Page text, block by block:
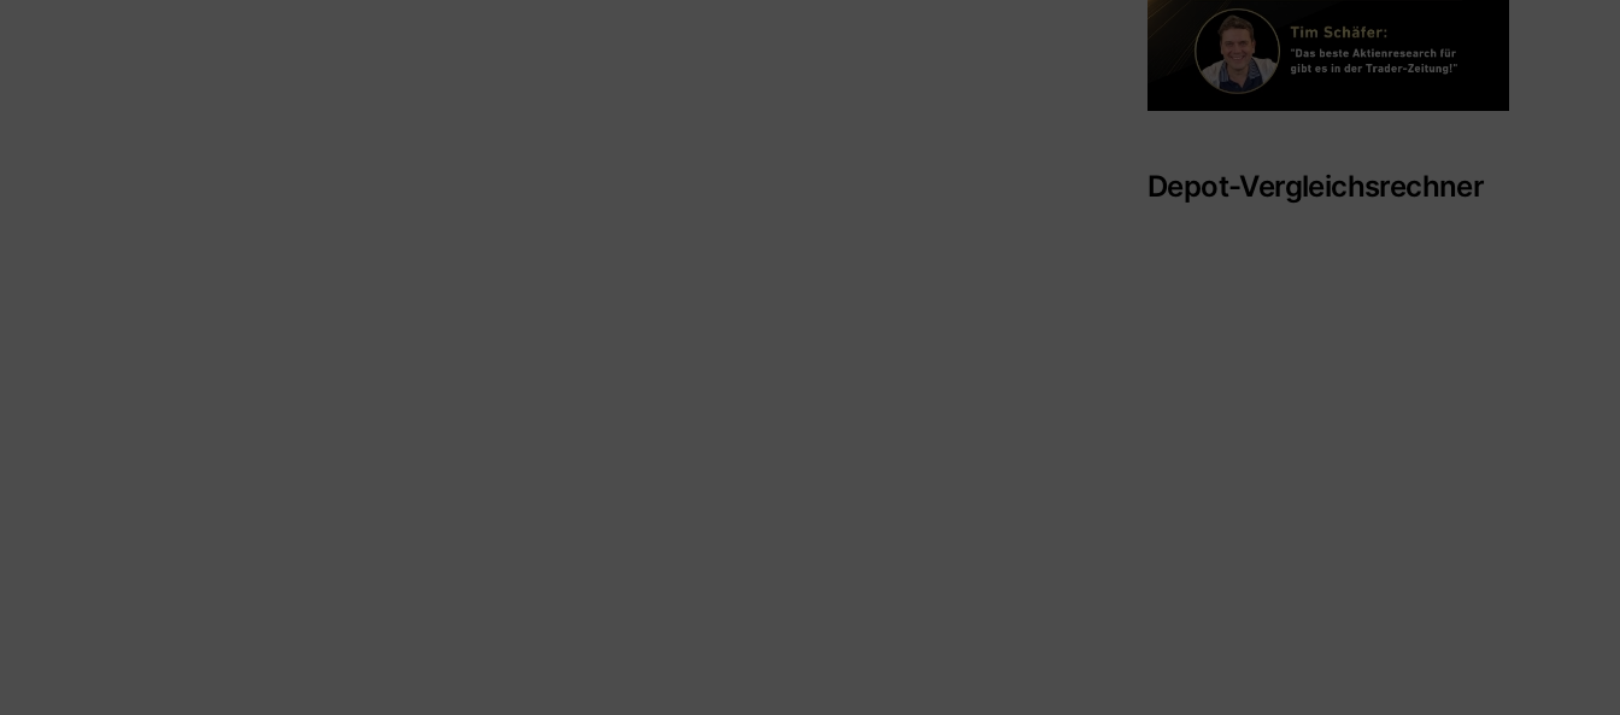
Depot-Vergleichsrechner